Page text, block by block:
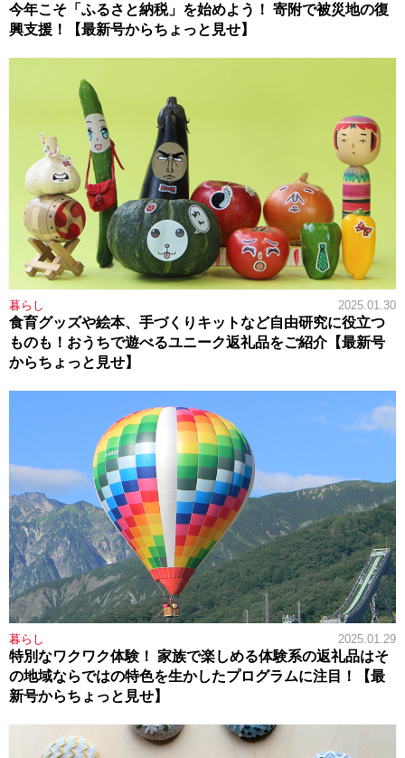
今年こそ「ふるさと納税」を始めよう！ 寄附で被災地の復
興支援！【最新号からちょっと見せ】
暮らし 2025.01.30
食育グッズや絵本、手づくりキットなど自由研究に役立つ
ものも！おうちで遊べるユニーク返礼品をご紹介【最新号
からちょっと見せ】
暮らし 2025.01.29
特別なワクワク体験！ 家族で楽しめる体験系の返礼品はそ
の地域ならではの特色を生かしたプログラムに注目！【最
新号からちょっと見せ】